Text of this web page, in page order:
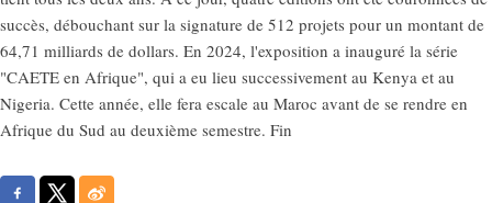
succès, débouchant sur la signature de 512 projets pour un montant de
64,71 milliards de dollars. En 2024, l'exposition a inauguré la série
"CAETE en Afrique", qui a eu lieu successivement au Kenya et au
Nigeria. Cette année, elle fera escale au Maroc avant de se rendre en
Afrique du Sud au deuxième semestre. Fin